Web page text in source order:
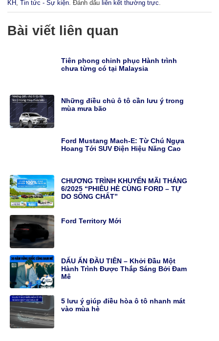
KH Tin tức - Sự kiện . Đánh dấu liên kết thường trực
Bài viết liên quan
Tiên phong chinh phục Hành trình
chưa từng có tại Malaysia
Những điều chủ ô tô cần lưu ý trong
mùa mưa bão
Ford Mustang Mach-E: Từ Chú Ngựa
Hoang Tới SUV Điện Hiệu Năng Cao
CHƯƠNG TRÌNH KHUYẾN MÃI THÁNG
6/2025 “PHIÊU HÈ CÙNG FORD – TỰ
DO SỐNG CHẤT”
Ford Territory Mới
DẤU ẤN ĐẦU TIÊN – Khởi Đầu Một
Hành Trình Được Thắp Sáng Bởi Đam
Mê
5 lưu ý giúp điều hòa ô tô nhanh mát
vào mùa hè